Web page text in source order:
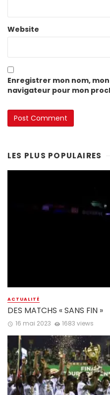
Website
Enregistrer mon nom,
navigateur pour mon
LES PLUS POPULAIRES
ACTUALITÉ
DES MATCHS « SANS FIN »
16 mai 2023 1683 views